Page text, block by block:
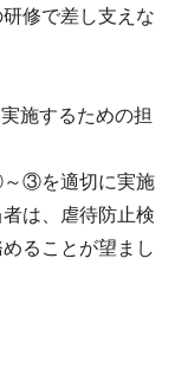
修で差し支えな
施するための担
～③を適切に実施
は、虐待防止検
ることが望まし